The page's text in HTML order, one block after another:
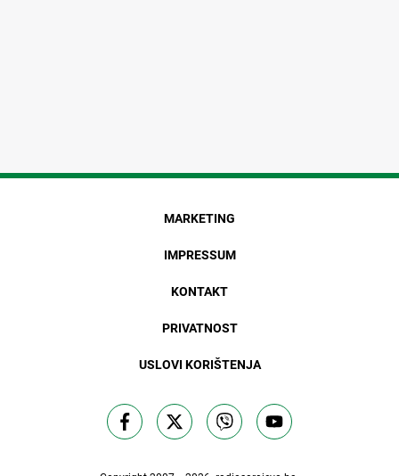
MARKETING
IMPRESSUM
KONTAKT
PRIVATNOST
USLOVI KORIŠTENJA